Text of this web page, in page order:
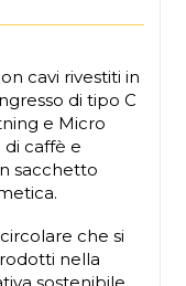
cavi rivestiti in
di tipo C
e Micro
di caffè e
sacchetto
che si
nella